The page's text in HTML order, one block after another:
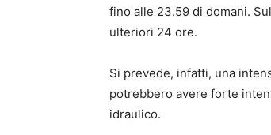
fino alle 23.59 di domani.
ulteriori 24 ore.
Si prevede, infatti, una
potrebbero avere forte
idraulico.